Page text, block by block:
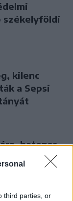
third parties, or
székelyföldi
kilenc
a Sepsi
hatezer